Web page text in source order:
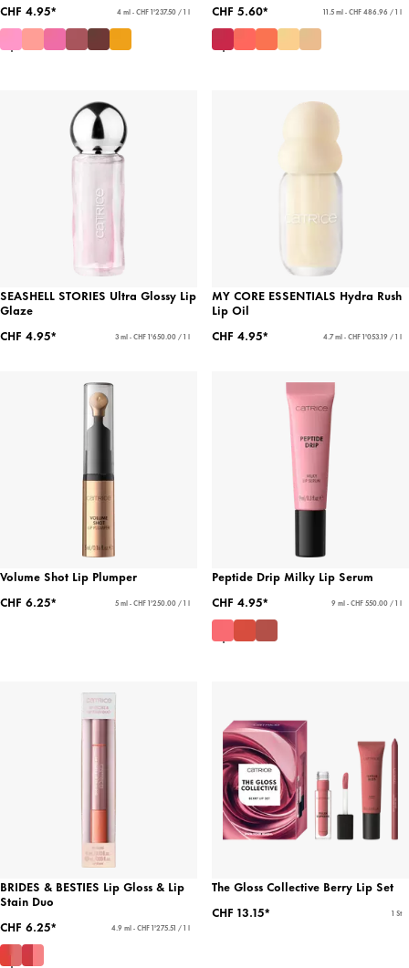
CHF 4.95*
4 ml - CHF 1'237.50 / 1 l
CHF 5.60*
11.5 ml - CHF 486.96 / 1 l
SEASHELL STORIES Ultra Glossy Lip
Glaze
CHF 4.95*
3 ml - CHF 1'650.00 / 1 l
MY CORE ESSENTIALS Hydra Rush
Lip Oil
CHF 4.95*
4.7 ml - CHF 1'053.19 / 1 l
Volume Shot Lip Plumper
CHF 6.25*
5 ml - CHF 1'250.00 / 1 l
Peptide Drip Milky Lip Serum
CHF 4.95*
9 ml - CHF 550.00 / 1 l
BRIDES & BESTIES Lip Gloss & Lip
Stain Duo
CHF 6.25*
4.9 ml - CHF 1'275.51 / 1 l
The Gloss Collective Berry Lip Set
CHF 13.15*
1 St